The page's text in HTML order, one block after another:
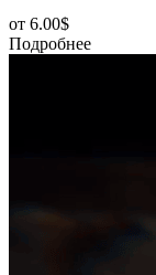
от 6.00$
Подробнее